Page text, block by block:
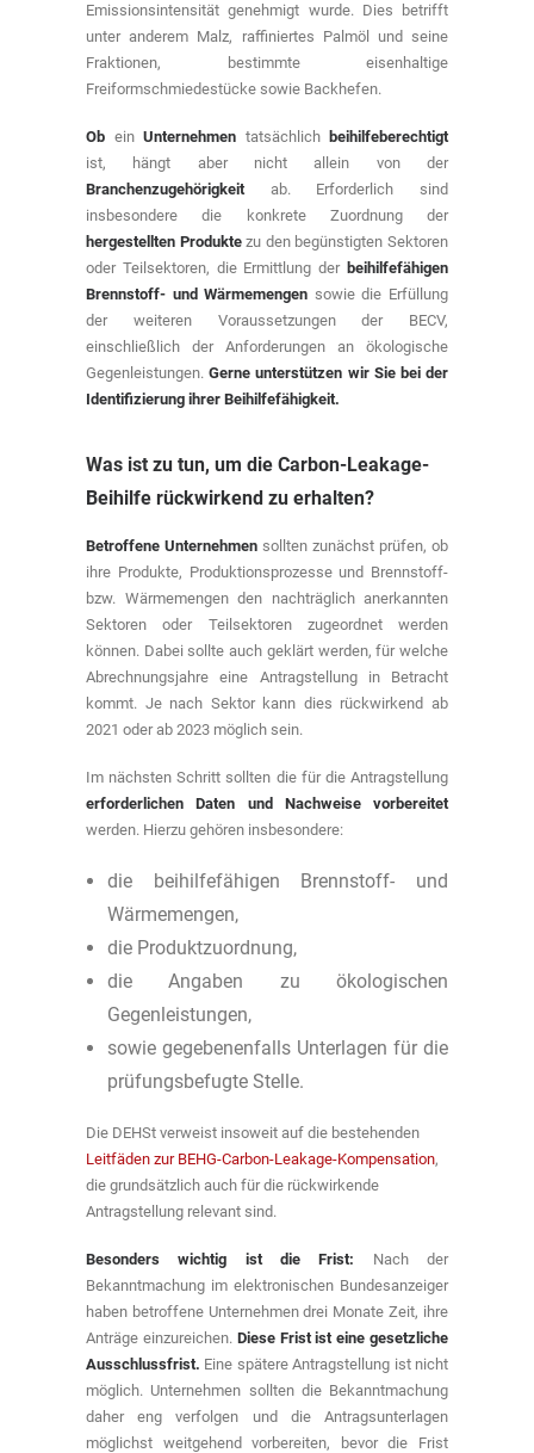
Emissionsintensität genehmigt wurde. Dies betrifft
unter anderem Malz, raffiniertes Palmöl und seine
Fraktionen, bestimmte eisenhaltige
Freiformschmiedestücke sowie Backhefen.
Ob ein Unternehmen tatsächlich beihilfeberechtigt
ist, hängt aber nicht allein von der
Branchenzugehörigkeitab. Erforderlich sind
insbesondere die konkrete Zuordnung der
hergestellten Produktezu den begünstigten Sektoren
oder Teilsektoren, die Ermittlung der beihilfefähigen
Brennstoff- und Wärmemengen sowie die Erfüllung
der weiteren Voraussetzungen der BECV,
einschließlich der Anforderungen an ökologische
Gegenleistungen.Gerne unterstützen wir Sie bei der
Identifizierung ihrer Beihilfefähigkeit.
Was ist zu tun, um die Carbon-Leakage-
Beihilfe rückwirkend zu erhalten?
Betroffene Unternehmen sollten zunächst prüfen, ob
ihre Produkte, Produktionsprozesse und Brennstoff-
bzw. Wärmemengen den nachträglich anerkannten
Sektoren oder Teilsektoren zugeordnet werden
können. Dabei sollte auch geklärt werden, für welche
Abrechnungsjahre eine Antragstellung in Betracht
kommt. Je nach Sektor kann dies rückwirkend ab
2021 oder ab 2023 möglich sein.
Im nächsten Schritt sollten die für die Antragstellung
erforderlichen Daten und Nachweise vorbereitet
werden. Hierzu gehören insbesondere:
die beihilfefähigen Brennstoff- und
Wärmemengen,
die Produktzuordnung,
die Angaben zu ökologischen
Gegenleistungen,
sowie gegebenenfalls Unterlagen für die
prüfungsbefugte Stelle.
Die DEHSt verweist insoweit auf die bestehenden
Leitfäden zur BEHG-Carbon-Leakage-Kompensation,
die grundsätzlich auch für die rückwirkende
Antragstellung relevant sind.
Besonders wichtig ist die Frist: Nach der
Bekanntmachung im elektronischen Bundesanzeiger
haben betroffene Unternehmen drei Monate Zeit, ihre
Anträge einzureichen. Diese Frist ist eine gesetzliche
Ausschlussfrist. Eine spätere Antragstellung ist nicht
möglich. Unternehmen sollten die Bekanntmachung
daher eng verfolgen und die Antragsunterlagen
möglichst weitgehend vorbereiten, bevor die Frist